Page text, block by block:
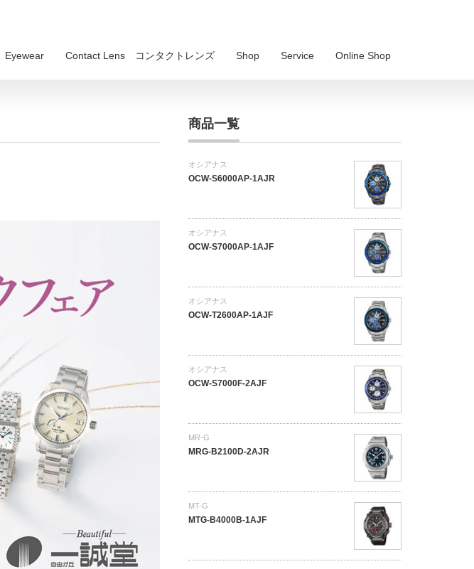
Eyewear Contact Lens コンタクトレンズ Shop Service Online Shop
商品一覧
オシアナス
OCW-S6000AP-1AJR
オシアナス
OCW-S7000AP-1AJF
オシアナス
OCW-T2600AP-1AJF
オシアナス
OCW-S7000F-2AJF
MR-G
MRG-B2100D-2AJR
MT-G
MTG-B4000B-1AJF